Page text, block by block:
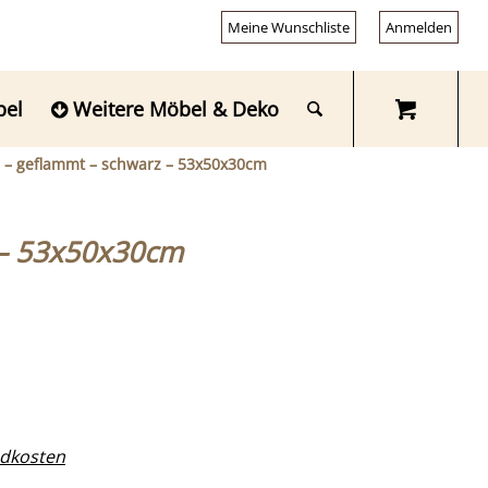
Meine Wunschliste Anmelden
Weitere Möbel & Deko
geflammt – schwarz – 53x50x30cm
53x50x30cm